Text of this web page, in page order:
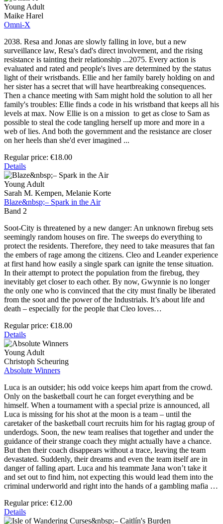
Young Adult
Maike Harel
Omni-X
2038. Resa and Jonas are slowly falling in love, but a new
surveillance law, Resa's dad's direct involvement, and the rising
resistance is tainting their relationship ...2075. Every action is
evaluated and rated and people's lives are determined by the status
light of their wristbands. Ellie and her family barely holding on and
her sister has a secret that will have heartbreaking consequences.
Then a chance meeting with Sam might hold the solution to all her
family's troubles: Ellie finds a code in his wristband that keeps all his
levels at max. Now Ellie is on a mission to get as close to Sam as
possible to steal the code tangling herself up more and more in a
web of lies. And both the government and the resistance are closer
on her heels than she'd ever imagined ...
Regular price: €18.00
Details
Young Adult
Sarah M. Kempen, Melanie Korte
Blaze&nbsp;– Spark in the Air
Band 2
Soot-City is threatened by a new danger: An unknown firebug sets
seemingly random houses on fire. The sweeps do everything to
protect the residents. Therefore, they need to take measures that fan
the embers of rage among the citizens. Cleo and Leander experience
at first hand how easily a single spark can ignite the tense situation.
In their attempt to protect the population from the firebug, they
inevitably get closer to each other. By now, Gwynnie is no longer
the only one who is convinced that the city must finally be liberated
from the soot and the power of the Industrials. It’s about life and
death – especially for the people that Cleo loves…
Regular price: €18.00
Details
Young Adult
Christoph Scheuring
Absolute Winners
Luca is an outsider; his odd voice keeps him apart from the crowd.
Only on the basketball court he can forget everything and be
himself. When a tournament with a special prize is announced, all
Luca is missing for his shot at the moon is a team – until the
caretaker of the basketball court recruits him for his ragtag group of
underdogs. Soon, the new team realises that together and under the
guidance of their strange coach they might actually have a chance.
But then their coach disappears without a trace, leaving the team
devastated. Suddenly, their dreams and even the team itself are in
danger of falling apart. Luca and his teammate Jana won’t take it
and set out to find him, not expecting this would lead them into the
criminal underworld and right into the hands of a gambling mafia …
Regular price: €12.00
Details